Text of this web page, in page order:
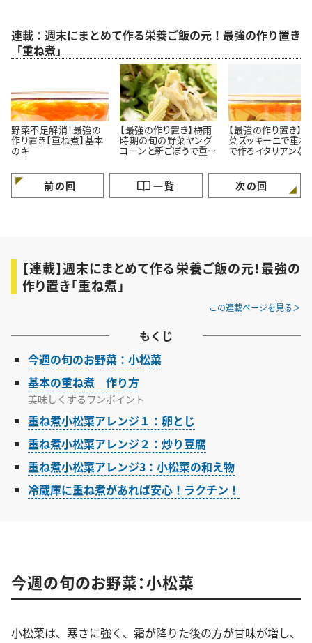
連載：週末にまとめて作る栄養ご飯の元！最強の作り置き
「重ね煮」
野菜不足解消！最強の
作り置き【重ね煮】基本
のキ
【最強の作り置き】梅雨
時期の旬の野菜ヤング
コーンと新ごぼうで重ね
【最強の作り置き】
菜ズッキーニで重ね
で作るイタリアンな
前の回 一覧 次の回
【連載】週末にまとめて作る栄養ご飯の元！最強の
作り置き「重ね煮」
この連載ページを見る
もくじ
今週の旬のお野菜：小松菜
基本の重ね煮 作り方
美味しくするワンポイント
重ね煮小松菜アレンジ１：卵とじ
重ね煮小松菜アレンジ２：炒り豆腐
重ね煮小松菜アレンジ3：小松菜の和え物
冷蔵庫に重ね煮があれば安心！ラクチン！
今週の旬のお野菜：小松菜
小松菜は、寒さに強く、霜が降りた後の方が甘味が増し、